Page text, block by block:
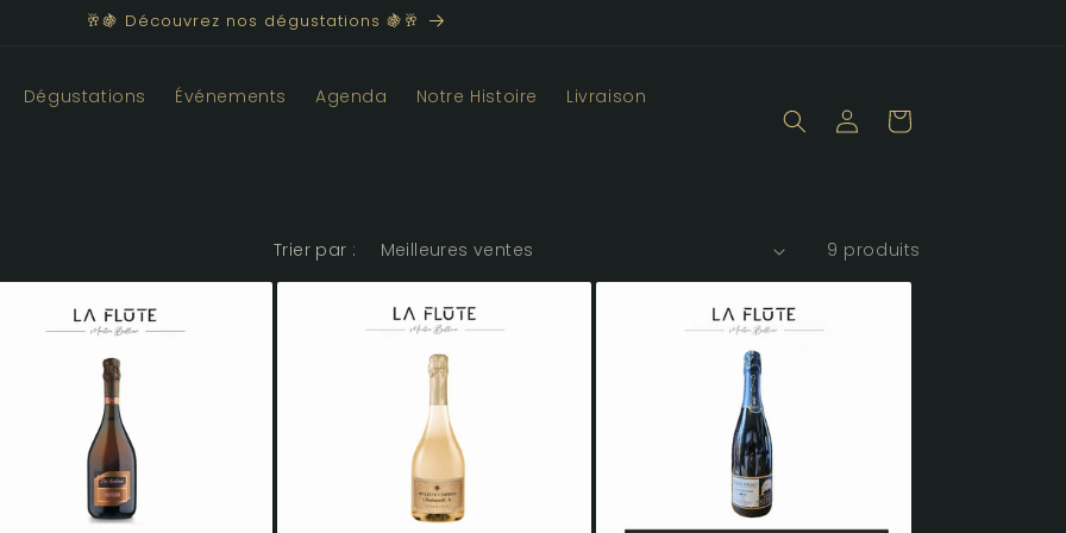
🥂🍇 Découvrez nos dégustations 🍇🥂
Dégustations Événements Agenda Notre Histoire
Livraison
ConnexionPanier
Trier par : 9 produits